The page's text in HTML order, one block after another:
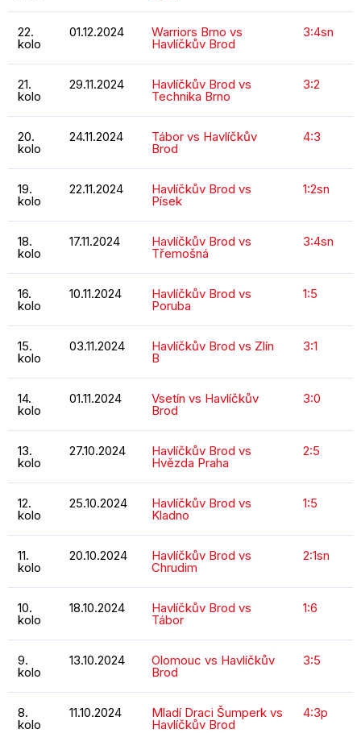
22.
kolo
01.12.2024 Warriors Brno vs
Havlíčkův Brod
3:4sn
21.
kolo
29.11.2024 Havlíčkův Brod vs
Technika Brno
3:2
20.
kolo
24.11.2024 Tábor vs Havlíčkův
Brod
4:3
19.
kolo
22.11.2024 Havlíčkův Brod vs
Písek
1:2sn
18.
kolo
17.11.2024 Havlíčkův Brod vs
Třemošná
3:4sn
16.
kolo
10.11.2024 Havlíčkův Brod vs
Poruba
1:5
15.
kolo
03.11.2024 Havlíčkův Brod vs Zlín
B
3:1
14.
kolo
01.11.2024 Vsetín vs Havlíčkův
Brod
3:0
13.
kolo
27.10.2024 Havlíčkův Brod vs
Hvězda Praha
2:5
12.
kolo
25.10.2024 Havlíčkův Brod vs
Kladno
1:5
11.
kolo
20.10.2024 Havlíčkův Brod vs
Chrudim
2:1sn
10.
kolo
18.10.2024 Havlíčkův Brod vs
Tábor
1:6
9.
kolo
13.10.2024 Olomouc vs Havlíčkův
Brod
3:5
8.
kolo
11.10.2024 Mladí Draci Šumperk vs
Havlíčkův Brod
4:3p